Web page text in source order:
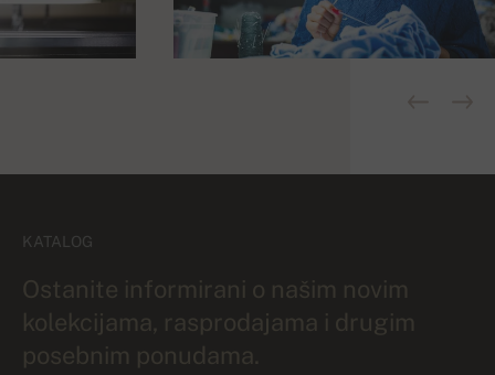
KATALOG
Ostanite informirani o našim novim
kolekcijama, rasprodajama i drugim
posebnim ponudama.